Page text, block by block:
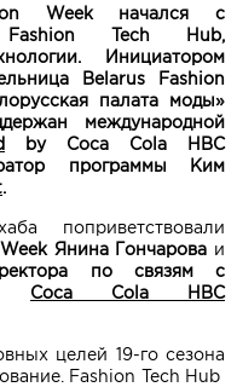
Week
начался с
Fashion Tech Hub,
Инициатором
Belarus
Fashion
палата моды»
международной
by Coca Cola HBC
программы Ким
.
поприветствовали
Янина Гончарова и
по связям с
Coca Cola HBC
целей 19-го сезона
Fashion Tech Hub